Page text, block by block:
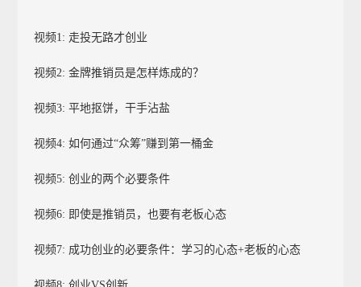
视频1: 走投无路才创业
视频2: 金牌推销员是怎样炼成的？
视频3: 平地抠饼，干手沾盐
视频4: 如何通过“众筹”赚到第一桶金
视频5: 创业的两个必要条件
视频6: 即使是推销员，也要有老板心态
视频7: 成功创业的必要条件：学习的心态+老板的心态